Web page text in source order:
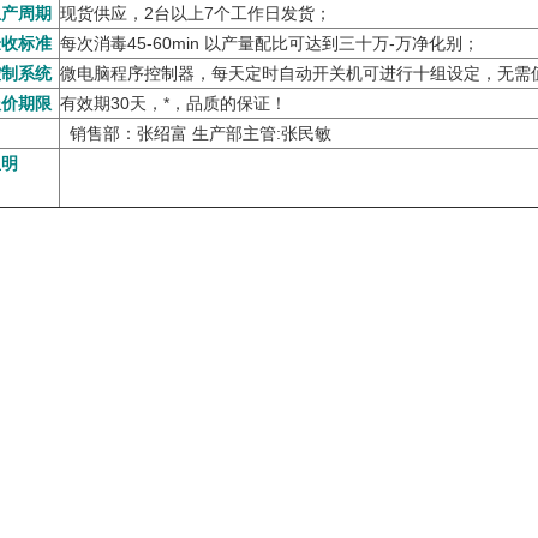
周期 现货供应，2台以上7个工作日发货；
标准 每次消毒45-60min 以产量配比可达到三十万-万净化别；
系统 微电脑程序控制器，每天定时自动开关机可进行十组设定，无需
期限 有效期30天，*，品质的保证！
销售部：张绍富 生产部主管:张民敏
明